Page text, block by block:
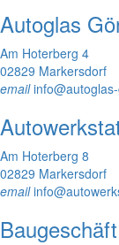
Autoglas
Am Hoterberg 4
02829 Markersdorf
email
Am Hoterberg 8
02829 Markersdorf
email